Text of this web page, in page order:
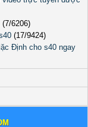
(7/6206)
(17/9424)
Định cho s40 ngay